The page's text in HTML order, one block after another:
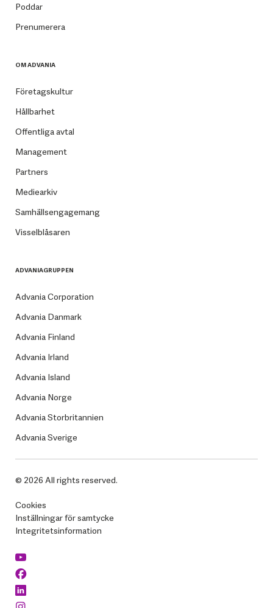
Poddar
Prenumerera
OM ADVANIA
Företagskultur
Hållbarhet
Offentliga avtal
Management
Partners
Mediearkiv
Samhällsengagemang
Visselblåsaren
ADVANIAGRUPPEN
Advania Corporation
Advania Danmark
Advania Finland
Advania Irland
Advania Island
Advania Norge
Advania Storbritannien
Advania Sverige
© 2026 All rights reserved.
Cookies
Inställningar för samtycke
Integritetsinformation